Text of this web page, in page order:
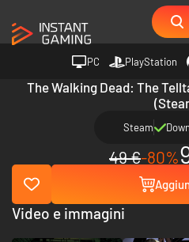
PC PlayStation
The Walking Dead: The
Steam
49 €-80%
Video e immagini